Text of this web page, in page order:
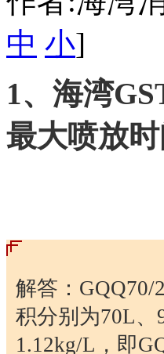
中 小]
1、海湾
最大喷放时
解答：GQQ70/
积分别为70L
1.12kg/L，即